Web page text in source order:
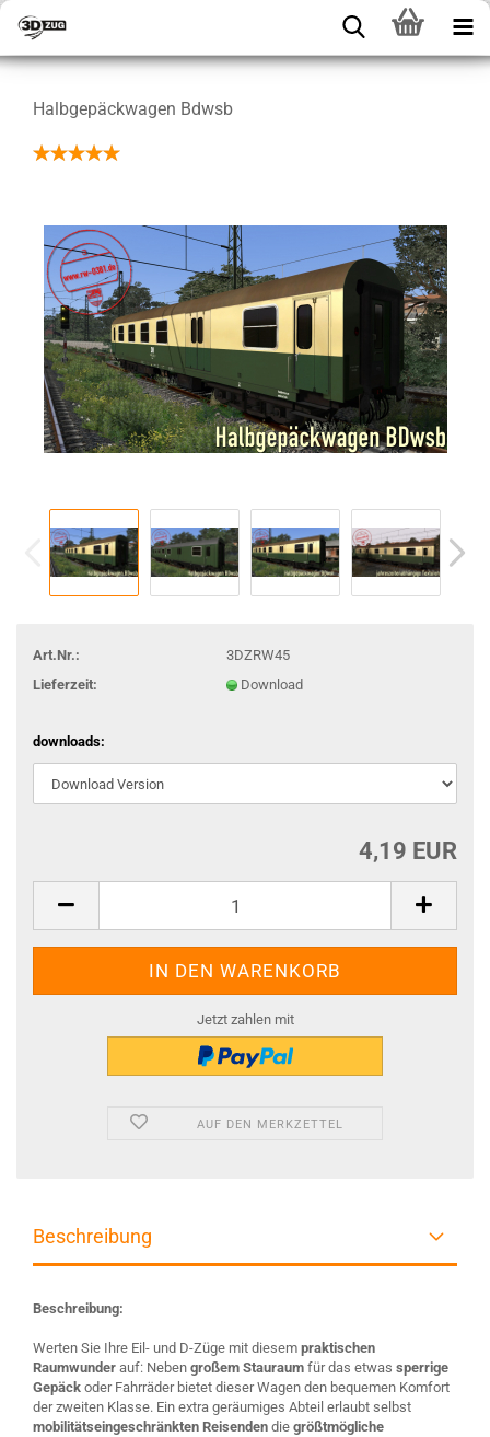
Halbgepäckwagen Bdwsb
Art.Nr.:
3DZRW45
Lieferzeit:
Download
downloads:
4,19 EUR
Jetzt zahlen mit
AUF DEN MERKZETTEL
Beschreibung
Beschreibung:
Werten Sie Ihre Eil- und D-Züge mit diesem praktischen
Raumwunder auf: Neben großem Stauraum für das etwas sperrige
Gepäck oder Fahrräder bietet dieser Wagen den bequemen Komfort
der zweiten Klasse. Ein extra geräumiges Abteil erlaubt selbst
mobilitätseingeschränkten Reisenden die größtmögliche